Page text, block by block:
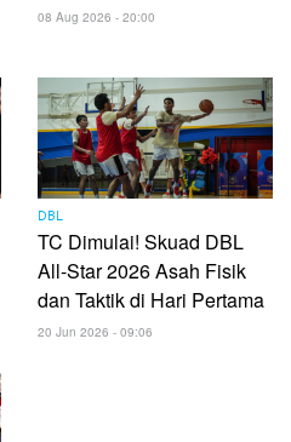
08 Aug 2026 - 20:00
DBL
TC Dimulai! Skuad DBL
All-Star 2026 Asah Fisik
dan Taktik di Hari Pertama
20 Jun 2026 - 09:06